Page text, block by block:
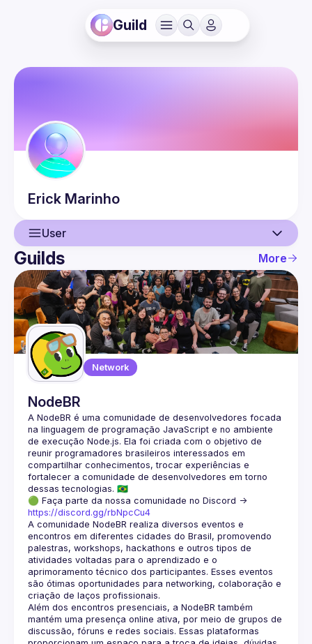
Guild
Erick Marinho
User
User
Events
Guilds
Guilds More
Network
NodeBR
A NodeBR é uma comunidade de desenvolvedores focada
na linguagem de programação JavaScript e no ambiente
de execução Node.js. Ela foi criada com o objetivo de
reunir programadores brasileiros interessados em
compartilhar conhecimentos, trocar experiências e
fortalecer a comunidade de desenvolvedores em torno
🟢 Faça parte da nossa comunidade no Discord ->
https://discord.gg/rbNpcCu4
A comunidade NodeBR realiza diversos eventos e
encontros em diferentes cidades do Brasil, promovendo
palestras, workshops, hackathons e outros tipos de
atividades voltadas para o aprendizado e o
aprimoramento técnico dos participantes. Esses eventos
são ótimas oportunidades para networking, colaboração e
Além dos encontros presenciais, a NodeBR também
mantém uma presença online ativa, por meio de grupos de
discussão, fóruns e redes sociais. Essas plataformas